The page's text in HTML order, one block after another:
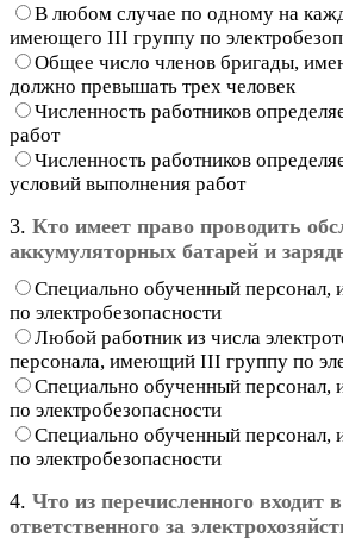
В любом случае по одному на
имеющего III группу по
Общее число членов бригады,
должно превышать трех человек
Численность работников
работ
Численность работников
условий выполнения работ
3. Кто имеет право проводить
аккумуляторных батарей и
Специально обученный
по электробезопасности
Любой работник из числа
персонала, имеющий III группу по
Специально обученный
по электробезопасности
Специально обученный
по электробезопасности
4. Что из перечисленного входит
ответственного за